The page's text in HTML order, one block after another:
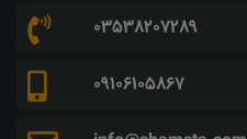
03538207289
09106105867